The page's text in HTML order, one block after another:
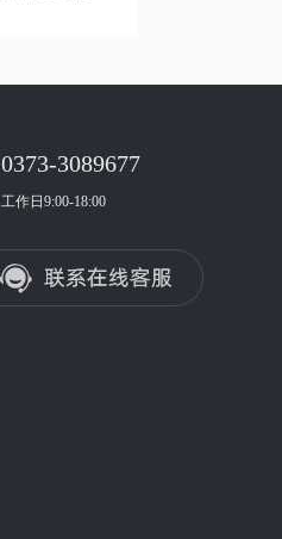
0373-3089677
工作日9:00-18:00